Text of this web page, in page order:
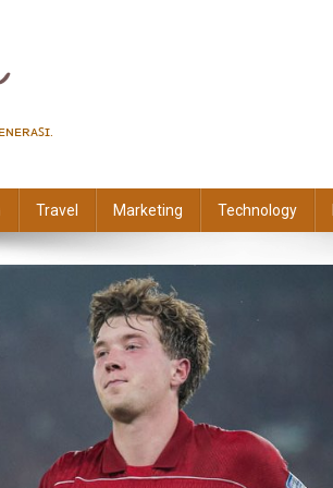
Travel Marketing Technology